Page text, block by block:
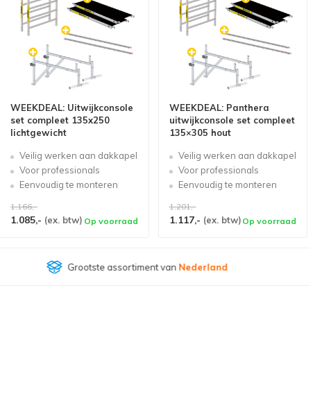
WEEKDEAL: Uitwijkconsole
set compleet 135x250
lichtgewicht
Veilig werken aan dakkapel
Voor professionals
Eenvoudig te monteren
1.166,-
1.085,- (ex. btw) Op voorraad
WEEKDEAL: Panthera
uitwijkconsole set compleet
135×305 hout
Veilig werken aan dakkapel
Voor professionals
Eenvoudig te monteren
1.201,-
1.117,- (ex. btw) Op voorraad
Klantenbeoordeling9,4/10